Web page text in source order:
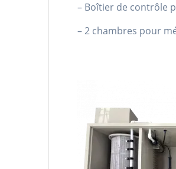
– Boîtier de contrôle
– 2 chambres pour